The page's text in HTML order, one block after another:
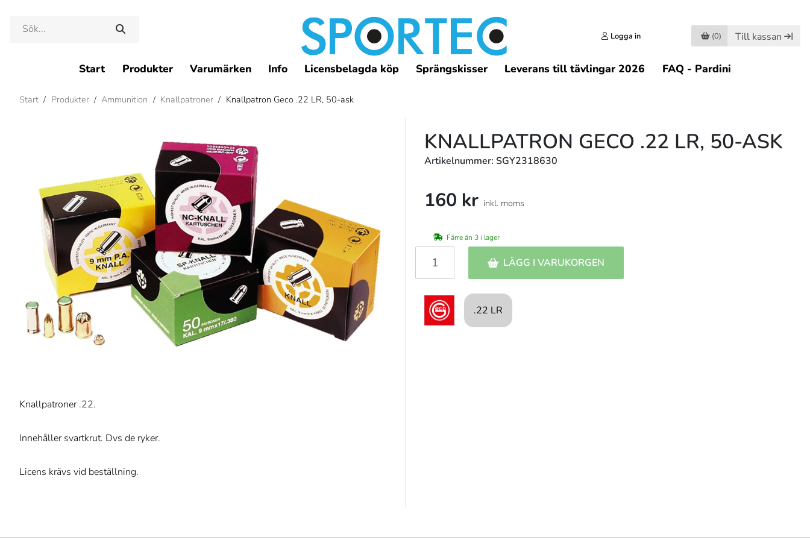
Logga in (0) Till kassan
Start Produkter Varumärken Info Licensbelagda köp Sprängskisser Leverans till tävlingar 2026 FAQ - Pardini
Start / Produkter / Ammunition / Knallpatroner / Knallpatron Geco .22 LR, 50-ask
KNALLPATRON GECO .22 LR, 50-ASK
Artikelnummer: SGY2318630
160 kr inkl. moms
Färre än 3 i lager
LÄGG I VARUKORGEN
.22 LR
Knallpatroner .22.
Innehåller svartkrut. Dvs de ryker.
Licens krävs vid beställning.